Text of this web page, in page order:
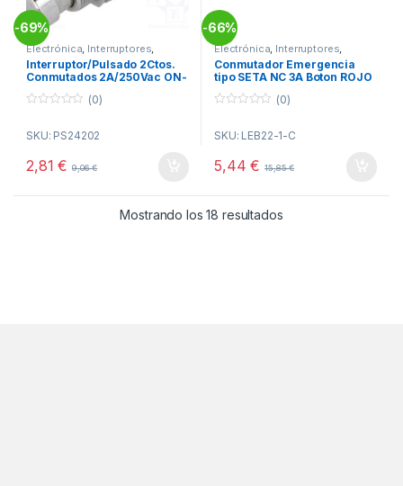
-69%
Electrónica Interruptores
Pulsadores
Interruptor/Pulsado 2Ctos.
Conmutados 2A/250Vac ON-
ON Soldar
u
o
f
(0)
SKU: PS24202
2,81€ 9,06€
-66%
Electrónica Interruptores
Pulsadores
Conmutador Emergencia
tipo SETA NC 3A Boton ROJO
u
o
f
(0)
SKU: LEB22-1-C
5,44€ 15,85€
Mostrando los 18 resultadosOrdenado por